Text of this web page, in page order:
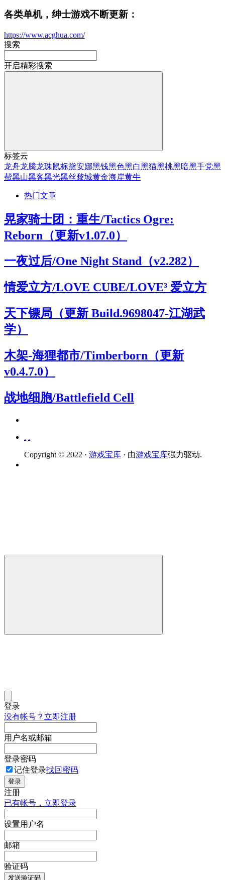
各类单机，绅士游戏不断更新：
https://www.acghua.com/
搜索
开启精彩搜索
标签云
龙舟龙腾龙珠鼠标黛安娜黑钱黑色黑白黑猫黑桃黑暗黑手党黑
帮黑山黑客黑光黑丝黎城黄金海岸黄牛
热门文章
晃家骑士团：重生/Tactics Ogre:
Reborn（更新v1.07.0）
一夜过后/One Night Stand（v2.282）
情爱立方/LOVE CUBE/LOVE³ 爱立方
天下镖局（更新 Build.9698047-江湖武
学）
木架-海狸都市/Timberborn（更新
v0.4.7.0）
战地细胞/Battlefield Cell
. .
Copyright © 2022 · 游戏宝库 · 由游戏宝库强力驱动.
登录
没有帐号？立即注册
用户名或邮箱
登录密码
记住登录找回密码
登录
注册
已有帐号，立即登录
设置用户名
邮箱
验证码
发送验证码